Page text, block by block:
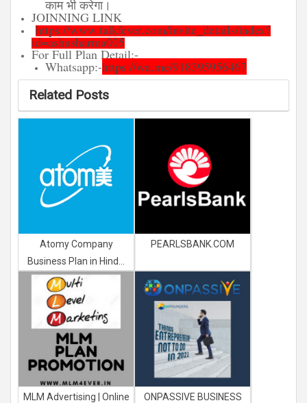
काम भी करेगा।
JOINNING LINK
https://www.talkfever.com/invite_details/index?
id=ashusharma005
For Full Plan Detail:-
Whatsapp:-https://wa.me/918395956467
Related Posts
Atomy Company
Business Plan in Hind...
PEARLSBANK.COM
MLM Advertising | Online
ONPASSIVE BUSINESS